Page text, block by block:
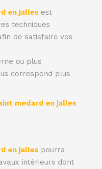
en jalles est
techniques
de satisfaire vos
ou plus
correspond plus
medard en jalles
en jalles pourra
intérieurs dont